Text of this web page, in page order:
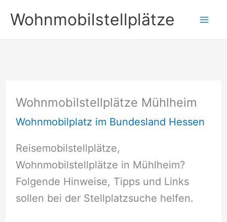
Inhalt
springen
Wohnmobilstellplätze
Wohnmobilstellplätze Mühlheim
Wohnmobilplatz im Bundesland Hessen
Reisemobilstellplätze,
Wohnmobilstellplätze in Mühlheim?
Folgende Hinweise, Tipps und Links
sollen bei der Stellplatzsuche helfen.